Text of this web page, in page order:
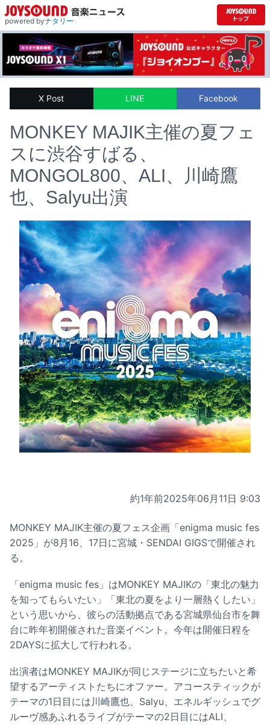
powered byナタリー
X Post LINE Facebook
MONKEY MAJIK主催の夏フェ
スに渋谷すばる、
MONGOL800、ALI、川崎鷹
也、Salyu出演
約1年前2025年06月11日 9:03
MONKEY MAJIK主催の夏フェス企画「enigma music fes
2025」が8月16、17日に宮城・SENDAI GIGSで開催され
る。
「enigma music fes」はMONKEY MAJIKの「東北の魅力
を知ってもらいたい」「東北の夏をより一層熱くしたい」
という思いから、彼らの活動拠点である宮城県仙台市を舞
台に昨年初開催された音楽イベント。今年は開催日程を
2DAYSに拡大して行われる。
出演者はMONKEY MAJIKが同じステージに立ちたいと希
望するアーティストたちにオファー。アコースティックが
テーマの1日目には川崎鷹也、Salyu、エネルギッシュでグ
ルーヴ感あふれるライブがテーマの2日目にはALI、